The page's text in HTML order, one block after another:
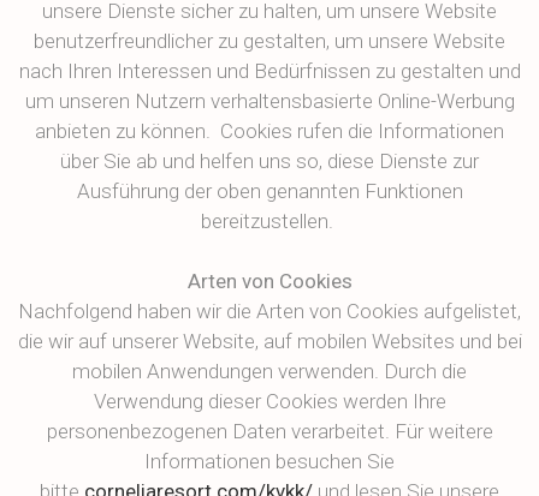
unsere Dienste sicher zu halten, um unsere Website
benutzerfreundlicher zu gestalten, um unsere Website
nach Ihren Interessen und Bedürfnissen zu gestalten und
um unseren Nutzern verhaltensbasierte Online-Werbung
anbieten zu können. Cookies rufen die Informationen
über Sie ab und helfen uns so, diese Dienste zur
Ausführung der oben genannten Funktionen
bereitzustellen.
Arten von Cookies
Nachfolgend haben wir die Arten von Cookies aufgelistet,
die wir auf unserer Website, auf mobilen Websites und bei
mobilen Anwendungen verwenden. Durch die
Verwendung dieser Cookies werden Ihre
personenbezogenen Daten verarbeitet. Für weitere
Informationen besuchen Sie
bitte corneliaresort.com/kvkk/ und lesen Sie unsere